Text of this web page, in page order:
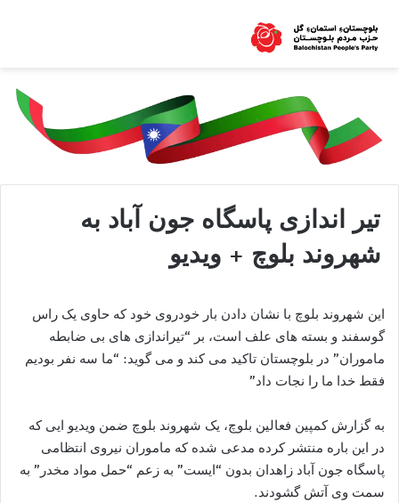
تیر اندازی پاسگاه جون آباد به
شهروند بلوچ + ویدیو
این شهروند بلوچ با نشان دادن بار خودروی خود که حاوی یک راس
گوسفند و بسته های علف است، بر “تیراندازی های بی ضابطه
ماموران” در بلوچستان تاکید می کند و می گوید: “ما سه نفر بودیم
فقط خدا ما را نجات داد”
به گزارش کمپین فعالین بلوچ، یک شهروند بلوچ ضمن ویدیو ایی که
در این باره منتشر کرده مدعی شده که ماموران نیروی انتظامی
پاسگاه جون آباد زاهدان بدون “ایست” به زعم “حمل مواد مخدر” به
سمت وی آتش گشودند.